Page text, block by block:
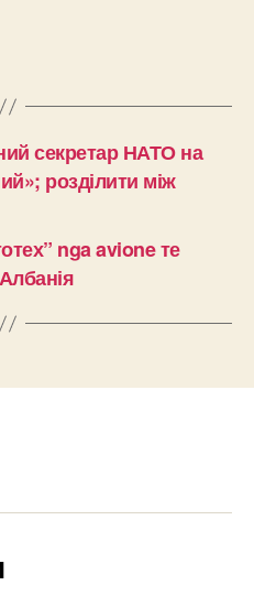
секретар НАТО на
розділити між
nga avione те